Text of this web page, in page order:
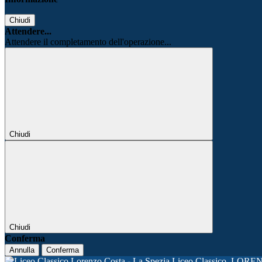
Chiudi
Attendere...
Attendere il completamento dell'operazione...
Chiudi
Chiudi
Conferma
Annulla Conferma